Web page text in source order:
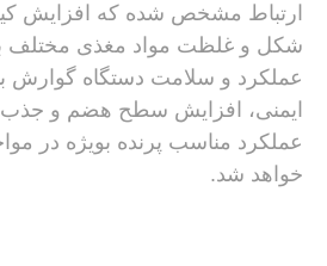
ارتباط مشخص شده که افزایش
شکل و غلظت مواد مغذی مختلف
عملکرد و سلامت دستگاه گوارش
ایمنی‌، افزایش سطح هضم و
عملکرد مناسب پرنده بوی‍ژه در
خواهد شد.